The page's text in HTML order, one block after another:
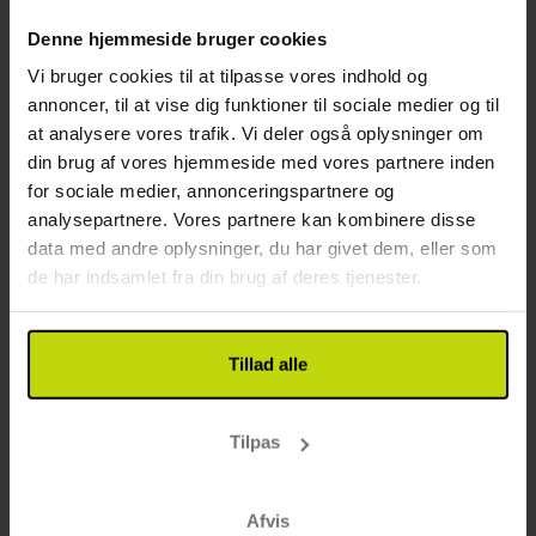
Denne hjemmeside bruger cookies
Vi bruger cookies til at tilpasse vores indhold og
annoncer, til at vise dig funktioner til sociale medier og til
at analysere vores trafik. Vi deler også oplysninger om
din brug af vores hjemmeside med vores partnere inden
for sociale medier, annonceringspartnere og
analysepartnere. Vores partnere kan kombinere disse
data med andre oplysninger, du har givet dem, eller som
de har indsamlet fra din brug af deres tjenester.
Tillad alle
Tilpas
Afvis
3-retters menu
velkomstdrink
Adgang til wellnessafdeling
El-cykelleje (1 dag)
Se alt, der er inkluderet
Aug pp2799,-
I alt 5598,-
Sep pp2799,-
I alt 5598,-
Se mere